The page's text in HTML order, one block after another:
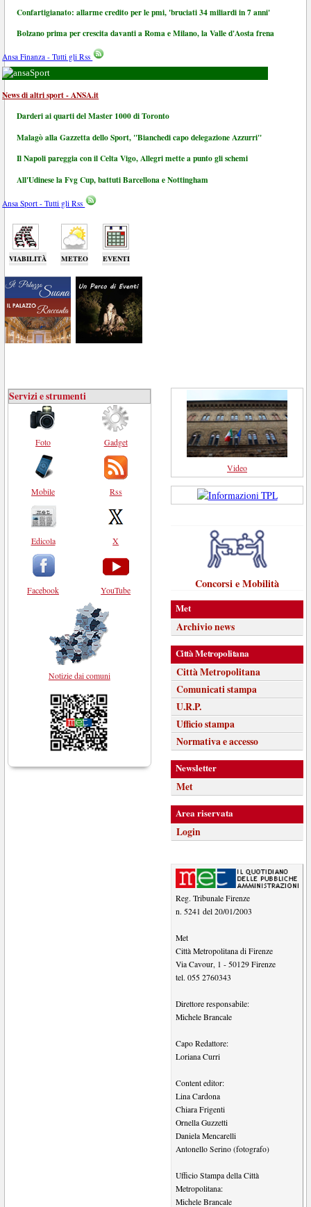
Confartigianato: allarme credito per le pmi, 'bruciati 34 miliardi in 7 anni'
Bolzano prima per crescita davanti a Roma e Milano, la Valle d'Aosta frena
Ansa Finanza - Tutti gli Rss
Sport
News di altri sport - ANSA.it
Darderi ai quarti del Master 1000 di Toronto
Malagò alla Gazzetta dello Sport, "Bianchedi capo delegazione Azzurri"
Il Napoli pareggia con il Celta Vigo, Allegri mette a punto gli schemi
All'Udinese la Fvg Cup, battuti Barcellona e Nottingham
Ansa Sport - Tutti gli Rss
VIABILITÀ METEO EVENTI
Servizi e strumenti
Foto
Mobile
Edicola
Facebook
Gadget
Rss
X
YouTube
Notizie dai comuni
Video
Concorsi e Mobilità
Met
Archivio news
Città Metropolitana
Città Metropolitana
Comunicati stampa
U.R.P.
Ufficio stampa
Normativa e accesso
Newsletter
Met
Area riservata
Login
Reg. Tribunale Firenze
n. 5241 del 20/01/2003
Met
Città Metropolitana di Firenze
Via Cavour, 1 - 50129 Firenze
tel. 055 2760343
Direttore responsabile:
Michele Brancale
Capo Redattore:
Loriana Curri
Content editor:
Lina Cardona
Chiara Frigenti
Ornella Guzzetti
Daniela Mencarelli
Antonello Serino (fotografo)
Ufficio Stampa della Città
Metropolitana:
Michele Brancale